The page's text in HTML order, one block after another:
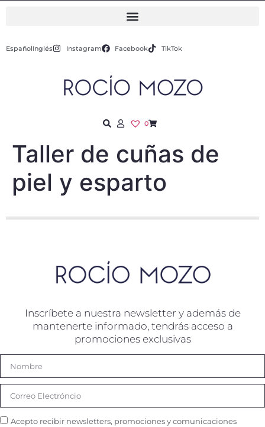
EspañolInglés Instagram Facebook TikTok
0
Taller de cuñas de
piel y esparto
Inscríbete a nuestra newsletter y además de
mantenerte informado, tendrás acceso a
promociones exclusivas
Acepto recibir newsletters, promociones y comunicaciones